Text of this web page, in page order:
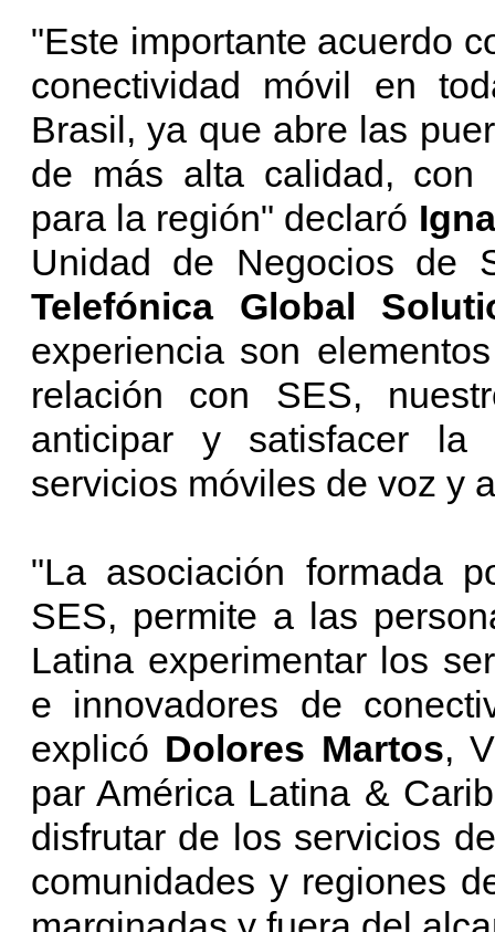
"Este importante acuerdo
conectividad móvil en
Brasil, ya que abre las
de más alta calidad, con
para la región" declaró
Unidad de Negocios de
Telefónica Global
experiencia son
relación con SES,
anticipar y satisfacer la
servicios móviles de voz y
"La asociación formada
SES, permite a las
Latina experimentar los
e innovadores de
explicó Dolores Martos,
par América Latina &
disfrutar de los servicios
comunidades y regiones